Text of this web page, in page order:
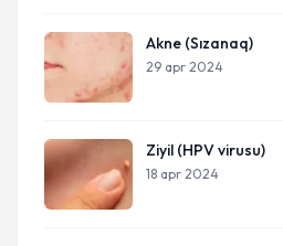
Akne (Sızanaq)
29 apr 2024
Ziyil (HPV virusu)
18 apr 2024